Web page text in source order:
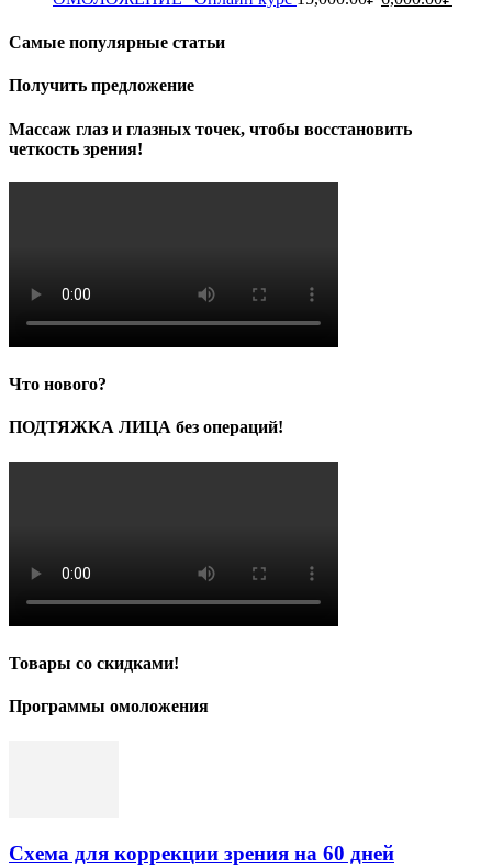
Самые популярные статьи
Получить предложение
Массаж глаз и глазных точек, чтобы восстановить
четкость зрения!
Что нового?
ПОДТЯЖКА ЛИЦА без операций!
Товары со скидками!
Программы омоложения
Схема для коррекции зрения на 60 дней